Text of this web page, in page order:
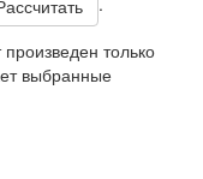
только
выбранные